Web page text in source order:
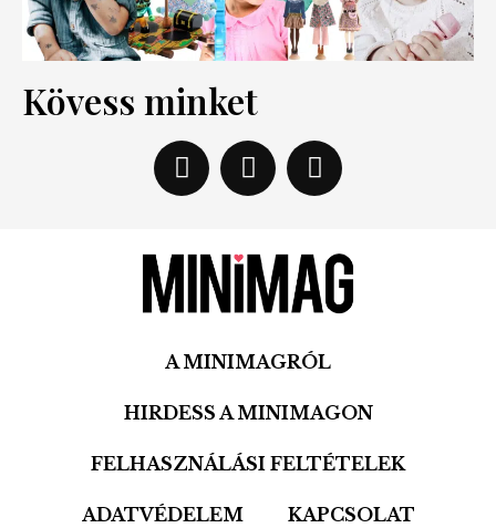
Kövess minket
A MINIMAGRÓL
HIRDESS A MINIMAGON
FELHASZNÁLÁSI FELTÉTELEK
ADATVÉDELEM KAPCSOLAT